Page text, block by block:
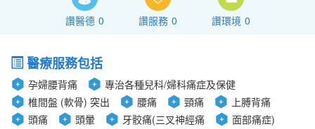
讚醫德 0 讚服務 0 讚環境 0
醫療服務包括
孕婦腰背痛
專治各種兒科/婦科痛症及保健
椎間盤 (軟骨) 突出
腰痛 頸痛
上膊背痛
頭痛
頭暈 牙骹痛(三叉神經痛
面部痛症)